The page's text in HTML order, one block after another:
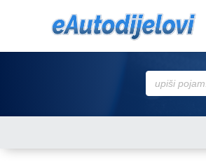
Search
for: